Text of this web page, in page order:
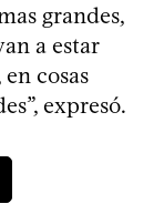
grandes,
a estar
cosas
expresó.